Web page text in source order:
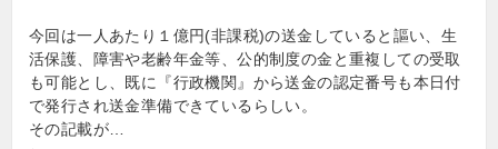
今回は一人あたり１億円(非課税)の送金していると謳い、生
活保護、障害や老齢年金等、公的制度の金と重複しての受取
も可能とし、既に『行政機関』から送金の認定番号も本日付
で発行され送金準備できているらしい。
その記載が…